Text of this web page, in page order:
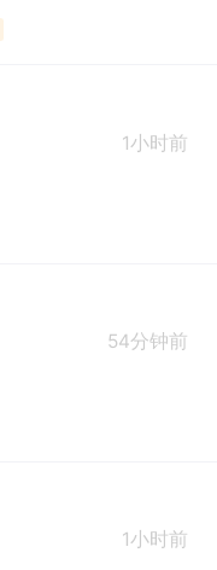
1小时前
54分钟前
1小时前